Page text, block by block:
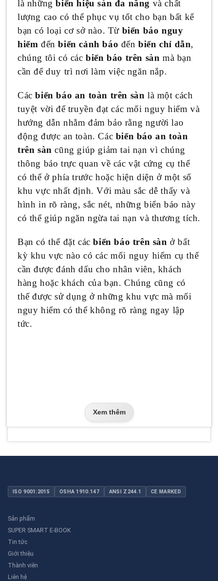
là nhữngbiển hiệu sàn đa năng và chất
lượng cao có thể phục vụ tốt cho bạn bất kể
bạn có loại cơ sở nào. Từ biển báo nguy
hiểm đếnbiển cảnh báo đếnbiển chỉ dẫn,
chúng tôi có cácbiển báo trên sàn mà bạn
cần để duy trì nơi làm việc ngăn nắp.
Cácbiển báo an toàn trên sàn là một cách
tuyệt vời để truyền đạt các mối nguy hiểm và
hướng dẫn nhằm đảm bảo rằng người lao
động được an toàn. Các biển báo an toàn
trên sàn cũng giúp giảm tai nạn vì chúng
thông báo trực quan về các vật cứng cụ thể
có thể ở phía trước hoặc hiện diện ở một số
khu vực nhất định. Với màu sắc dễ thấy và
hình in rõ ràng, sắc nét, những biển báo này
có thể giúp ngăn ngừa tai nạn và thương tích.
Bạn có thể đặt cácbiển báo trên sàn ở bất
kỳ khu vực nào có các mối nguy hiểm cụ thể
cần được đánh dấu cho nhân viên, khách
hàng hoặc khách của bạn. Chúng cũng có
thể được sử dụng ở những khu vực mà mối
nguy hiểm có thể không rõ ràng ngay lập
tức.
Xem thêm
ISO 9001:2015 OSHA 1910.147 ANSI Z244.1 CE MARKED
Sản phẩm
SUPER SMART E-BOOK
Tin tức
Giới thiệu
Thành viên
Liên hệ